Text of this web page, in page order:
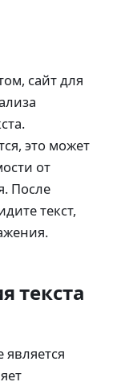
сайт для
это может
от
После
текст,
текста
является